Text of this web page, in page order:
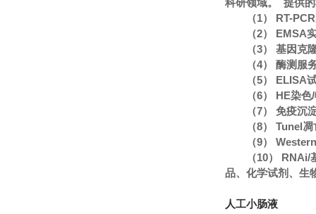
科研领域。 提供
（1） RT-
（2） EMSA
（3） 基因克
（4） 酶测服
（5） ELISA
（6） HE染
（7） 免疫沉
（8） Tunel
（9）
（10）
品、化学试剂、生
人工小肠液